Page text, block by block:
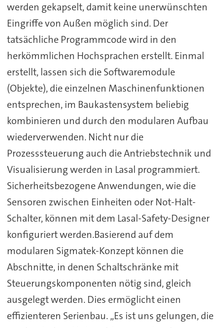
werden gekapselt, damit keine unerwünschten
Eingriffe von Außen möglich sind. Der
tatsächliche Programmcode wird in den
herkömmlichen Hochsprachen erstellt. Einmal
erstellt, lassen sich die Softwaremodule
(Objekte), die einzelnen Maschinenfunktionen
entsprechen, im Baukastensystem beliebig
kombinieren und durch den modularen Aufbau
wiederverwenden. Nicht nur die
Prozesssteuerung auch die Antriebstechnik und
Visualisierung werden in Lasal programmiert.
Sicherheitsbezogene Anwendungen, wie die
Sensoren zwischen Einheiten oder Not-Halt-
Schalter, können mit dem Lasal-Safety-Designer
konfiguriert werden.Basierend auf dem
modularen Sigmatek-Konzept können die
Abschnitte, in denen Schaltschränke mit
Steuerungskomponenten nötig sind, gleich
ausgelegt werden. Dies ermöglicht einen
effizienteren Serienbau. „Es ist uns gelungen, die